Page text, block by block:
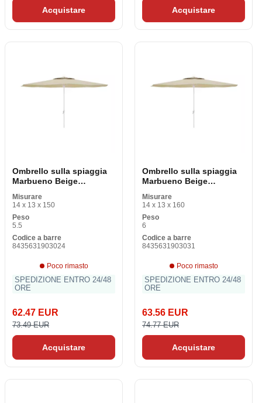
Acquistare Acquistare
Ombrello sulla spiaggia
Marbueno Beige
Misurare
14 x 13 x 150
Peso
5.5
Codice a barre
8435631903024
Poco rimasto
SPEDIZIONE ENTRO 24/48
ORE
62.47 EUR
73.49 EUR
Acquistare
Ombrello sulla spiaggia
Marbueno Beige
cm
Misurare
14 x 13 x 160
Peso
6
Codice a barre
8435631903031
Poco rimasto
SPEDIZIONE ENTRO 24/48
ORE
63.56 EUR
74.77 EUR
Acquistare